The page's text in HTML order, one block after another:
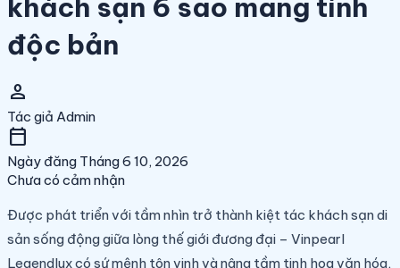
khách sạn 6 sao mang tính
độc bản
person
Tác giả Admin
calendar_today
Ngày đăng Tháng 6 10, 2026
Chưa có cảm nhận
Được phát triển với tầm nhìn trở thành kiệt tác khách sạn di
sản sống động giữa lòng thế giới đương đại – Vinpearl
Legendlux có sứ mệnh tôn vinh và nâng tầm tinh hoa văn hóa,